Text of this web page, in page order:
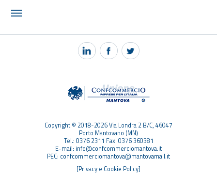
NOTIZIE
PEC MANTOVA MAIL
Copyright © 2018-2026 Via Londra 2 B/C, 46047
Porto Mantovano (MN)
Tel.: 0376 2311 Fax: 0376 360381
E-mail: info@confcommerciomantova.it
PEC: confcommerciomantova@mantovamail.it
[Privacy e Cookie Policy]